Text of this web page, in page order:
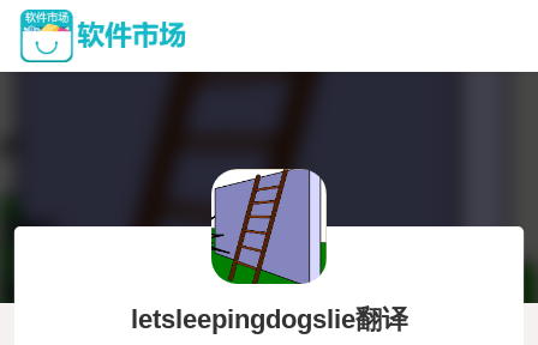
letsleepingdogslie翻译